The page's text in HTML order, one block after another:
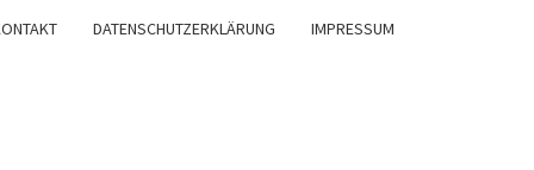
DATENSCHUTZERKLÄRUNG IMPRESSUM